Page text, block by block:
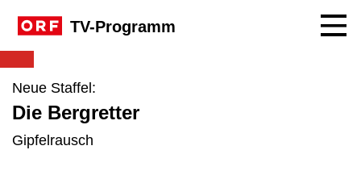
TV-Programm
Neue Staffel:
Die Bergretter
Gipfelrausch